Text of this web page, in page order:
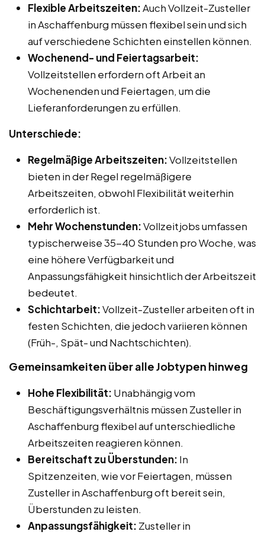
Flexible Arbeitszeiten:Auch Vollzeit-Zusteller
in Aschaffenburg müssen flexibel sein und sich
auf verschiedene Schichten einstellen können.
Wochenend- und Feiertagsarbeit:
Vollzeitstellen erfordern oft Arbeit an
Wochenenden und Feiertagen, um die
Lieferanforderungen zu erfüllen.
Unterschiede:
Regelmäßige Arbeitszeiten:Vollzeitstellen
bieten in der Regel regelmäßigere
Arbeitszeiten, obwohl Flexibilität weiterhin
erforderlich ist.
Mehr Wochenstunden:Vollzeitjobs umfassen
typischerweise 35-40 Stunden pro Woche, was
eine höhere Verfügbarkeit und
Anpassungsfähigkeit hinsichtlich der Arbeitszeit
bedeutet.
Schichtarbeit:Vollzeit-Zusteller arbeiten oft in
festen Schichten, die jedoch variieren können
(Früh-, Spät- und Nachtschichten).
Gemeinsamkeiten über alle Jobtypen hinweg
Hohe Flexibilität: Unabhängig vom
Beschäftigungsverhältnis müssen Zusteller in
Aschaffenburg flexibel auf unterschiedliche
Arbeitszeiten reagieren können.
Bereitschaft zu Überstunden: In
Spitzenzeiten, wie vor Feiertagen, müssen
Zusteller in Aschaffenburg oft bereit sein,
Überstunden zu leisten.
Anpassungsfähigkeit: Zusteller in